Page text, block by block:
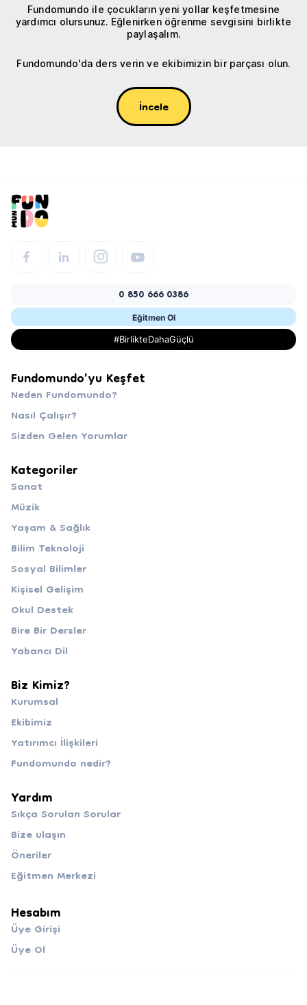
Fundomundo ile çocukların yeni yollar keşfetmesine
yardımcı olursunuz. Eğlenirken öğrenme sevgisini birlikte
paylaşalım.
Fundomundo'da ders verin ve ekibimizin bir parçası olun.
İncele
0 850 666 0386
Eğitmen Ol
#BirlikteDahaGüçlü
Fundomundo'yu Keşfet
Neden Fundomundo?
Nasıl Çalışır?
Sizden Gelen Yorumlar
Kategoriler
Sanat
Müzik
Yaşam & Sağlık
Bilim Teknoloji
Sosyal Bilimler
Kişisel Gelişim
Okul Destek
Bire Bir Dersler
Yabancı Dil
Biz Kimiz?
Kurumsal
Ekibimiz
Yatırımcı İlişkileri
Fundomundo nedir?
Yardım
Sıkça Sorulan Sorular
Bize ulaşın
Öneriler
Eğitmen Merkezi
Hesabım
Üye Girişi
Üye Ol